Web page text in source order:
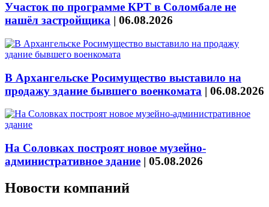
Участок по программе КРТ в Соломбале не
нашёл застройщика | 06.08.2026
В Архангельске Росимущество выставило на
продажу здание бывшего военкомата | 06.08.2026
На Соловках построят новое музейно-
административное здание | 05.08.2026
Новости компаний